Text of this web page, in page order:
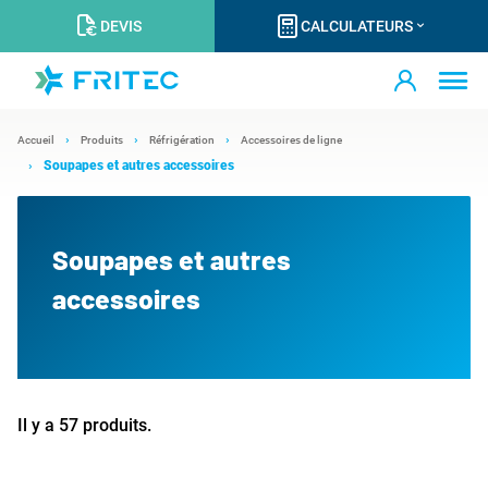
DEVIS CALCULATEURS
Accueil Produits Réfrigération Accessoires de ligne
Soupapes et autres accessoires
Soupapes et autres
accessoires
Il y a 57 produits.